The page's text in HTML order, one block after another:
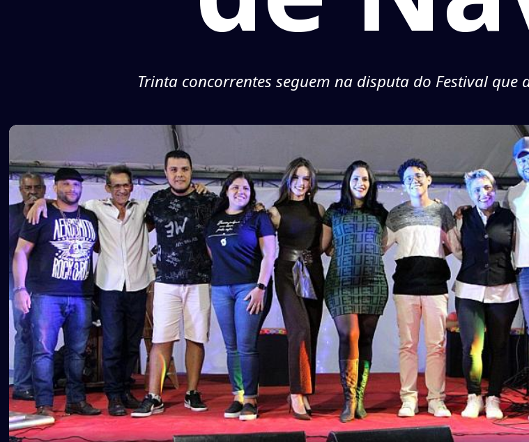
Trinta concorrentes seguem na disputa do Festival que